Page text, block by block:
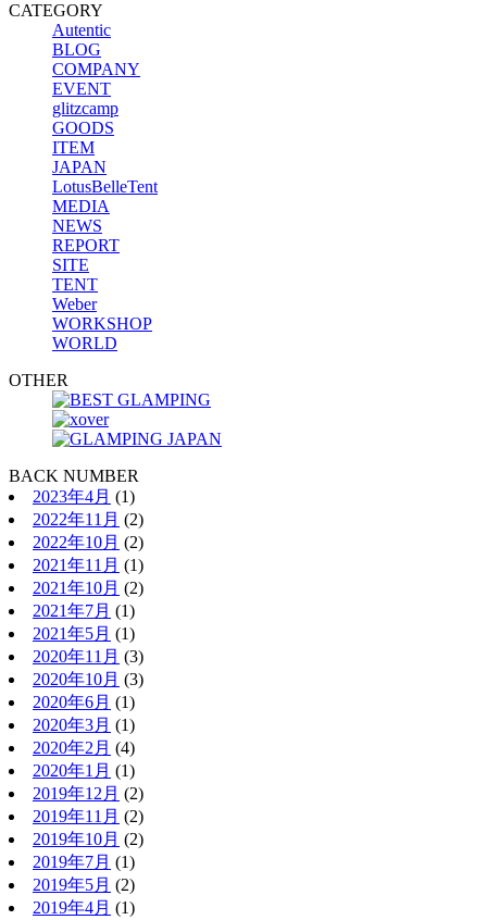
CATEGORY
Autentic
BLOG
COMPANY
EVENT
glitzcamp
GOODS
ITEM
JAPAN
LotusBelleTent
MEDIA
NEWS
REPORT
SITE
TENT
Weber
WORKSHOP
WORLD
OTHER
BACK NUMBER
2023年4月 (1)
2022年11月 (2)
2022年10月 (2)
2021年11月 (1)
2021年10月 (2)
2021年7月 (1)
2021年5月 (1)
2020年11月 (3)
2020年10月 (3)
2020年6月 (1)
2020年3月 (1)
2020年2月 (4)
2020年1月 (1)
2019年12月 (2)
2019年11月 (2)
2019年10月 (2)
2019年7月 (1)
2019年5月 (2)
2019年4月 (1)